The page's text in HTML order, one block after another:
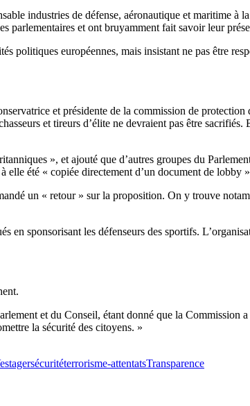
industries de défense, aéronautique et maritime à
parlementaires et ont bruyamment fait savoir leur
politiques européennes, mais insistant ne pas être
et présidente de la commission de protection
et tireurs d’élite ne devraient pas être sacrifiés.
», et ajouté que d’autres groupes du
elle été « copiée directement d’un document de lobby
un « retour » sur la proposition. On y trouve
en sponsorisant les défenseurs des sportifs.
et du Conseil, étant donné que la Commission
la sécurité des citoyens. »
sécuritéterrorisme-attentatsTransparence